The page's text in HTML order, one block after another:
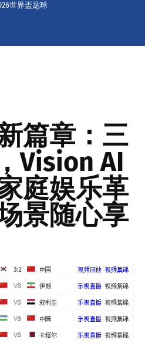
世界盃足球
篇章：三
Vision AI
庭娱乐革
景随心享